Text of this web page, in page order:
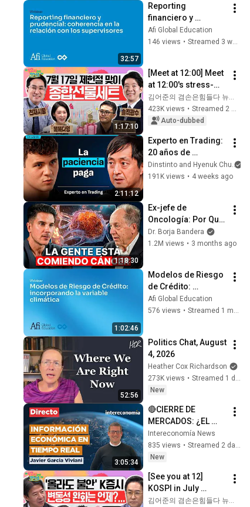
12
1:18:33
Mesa redonda: Activos
Digitales: Tendencias,
oportunidades y
aplicaciones reales
Afi Global Education
1:03:00
Análisis financiero del
sector asegurador bajo
NIIF 17, primer semestre
de 2025
Afi Global Education
14
1:04:42
Comité de Inversiones con
David Cano | Mayo 2025
Afi Global Education
15
Curso Gratuito de
Introducción a la Inversión
en Activos Digitales y
Tokenización
Afi Global Education
16
"Private Capital
Mobilization as a key
factor to achieve
development goals" con
Alfonso García Mora
Afi Global Education
17
Del Presente al Futuro: El
despegue de los
Hospitales Inteligentes
Afi Global Education
18
Cómo convertir la
propuesta de valor en una
experiencia real para tus
empleados
Afi Global Education
19
Creación de valor
Sostenible en la Era de la
Incertidumbre
Afi Global Education
20
Experiencia: Un día en la
piel de un Quant
Afi Global Education
21
Finanzas Conductuales:
Cómo invertir a largo
plazo
Afi Global Education
22
Sostenibilidad en el Sector
Inmobiliario
Afi Global Education
23
Inteligencia Artificial y
Finanzas Cuantitativas:
aplicaciones prácticas y
límites teóricos
Afi Global Education
Aumenta tu productividad
32:57
Reporting
financiero y
prudencial:
coherencia en la
Afi Global Education
146 views • Streamed 3 weeks ago
1:17:10
[Meet at 12:00] Meet
at 12:00's stress-
relief set to comfort
national investors in
a rapidly chan...
김어준의 겸손은힘들다 뉴스공장
423K views •
Streamed 2 weeks ago
Auto-dubbed
2:11:12
Experto en Trading:
20 años de
lecciones
resumidos en 131
Dinstinto and Hyenuk Chu
191K views • 4 weeks ago
1:18:30
Ex-jefe de
Oncología: Por Qué
España Tiene Tantos
Casos de Cáncer (la
Dr. Borja Bandera
1.2M views • 3 months ago
1:02:46
Modelos de Riesgo
de Crédito:
incorporando la
variable climática
Afi Global Education
576 views • Streamed 1 month ago
52:56
Politics Chat, August
4, 2026
Heather Cox Richardson
273K views •
New
3:05:34
🔴CIERRE DE
MERCADOS: ¿EL
GRAN REINICIO
FINANCIERO? Las
señales del nuevo
Intereconomía News
835 views •
Streamed 2 days ago
New
[See you at 12]
KOSPI in July
Searching for
김어준의 겸손은힘들다 뉴스공장